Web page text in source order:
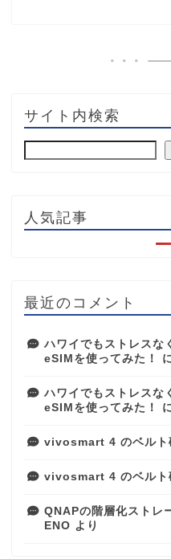
サイト内検索
人気記事
最近のコメント
ハワイでもストレス
eSIMを使ってみた！
ハワイでもストレス
eSIMを使ってみた！
vivosmart 4 のベルト
vivosmart 4 のベルト
QNAPの階層化ストレ
ENO より